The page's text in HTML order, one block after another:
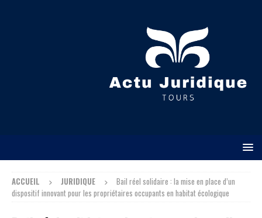
ACCUEIL JURIDIQUE
Bail réel solidaire : la mise en place d’un
dispositif innovant pour les propriétaires occupants en habitat écologique